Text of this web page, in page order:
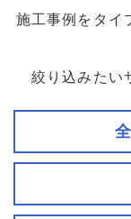
施工事例をタイ
絞り込みたい